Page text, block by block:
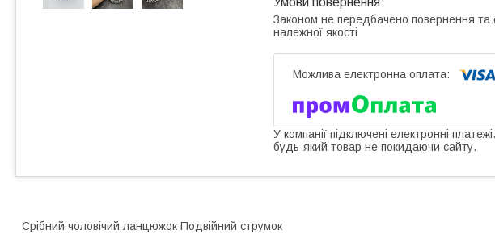
Законом не передбачено повернення та
належної якості
У компанії підключені електронні
будь-який товар не покидаючи сайту.
Срібний чоловічий ланцюжок Подвійний струмок